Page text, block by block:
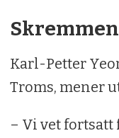
Karl-Petter
Troms, mener
– Vi vet